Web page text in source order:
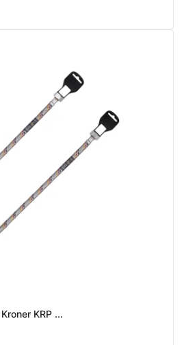
KRP ...